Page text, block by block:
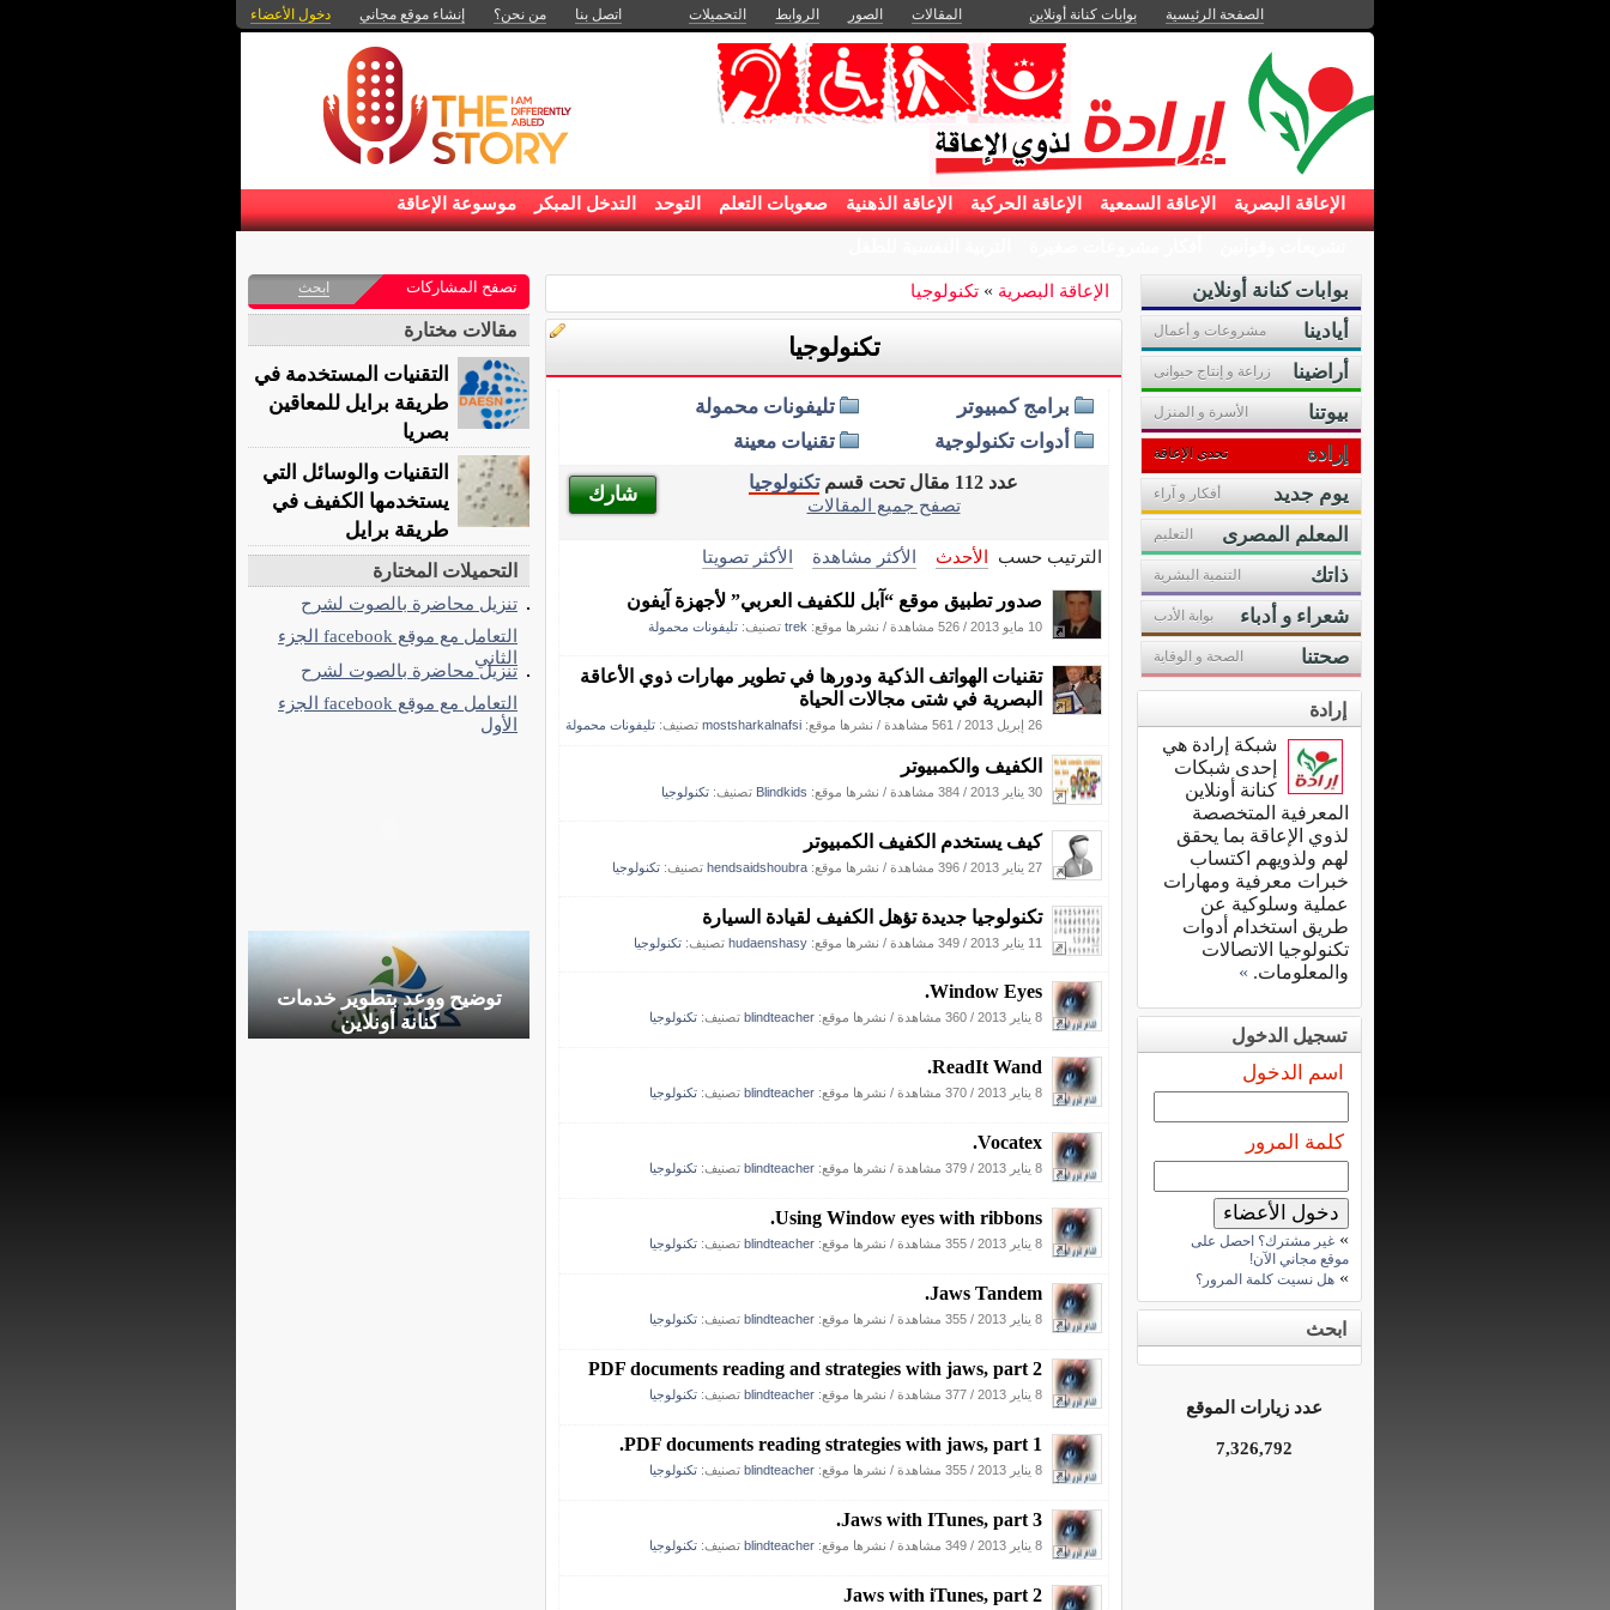
الصفحة الرئيسية بوابات كنانة أونلاين المقالات الصور الروابط التحميلات اتصل بنا من نحن؟ إنشاء موقع مجاني دخول الأعضاء
الإعاقة البصرية الإعاقة السمعية الإعاقة الحركية الإعاقة الذهنية صعوبات التعلم التوحد التدخل المبكر موسوعة الإعاقة
الإعاقة البصرية » تكنولوجيا
تكنولوجيا
برامج كمبيوتر
تليفونات محمولة
أدوات تكنولوجية
تقنيات معينة
شارك
عدد 112 مقال تحت قسم
تكنولوجيا
تصفح جميع المقالات
الترتيب حسب الأحدث الأكثر مشاهدة الأكثر تصويتا
صدور تطبيق موقع “آبل للكفيف العربي” لأجهزة آيفون
10 مايو 2013 / 526 مشاهدة / نشرها موقع: trek تصنيف: تليفونات محمولة
تقنيات الهواتف الذكية ودورها في تطوير مهارات ذوي الأعاقة
البصرية في شتى مجالات الحياة
26 إبريل 2013 / 561 مشاهدة / نشرها موقع: mostsharkalnafsi تصنيف: تليفونات محمولة
الكفيف والكمبيوتر
30 يناير 2013 / 384 مشاهدة / نشرها موقع: Blindkids تصنيف: تكنولوجيا
كيف يستخدم الكفيف الكمبيوتر
27 يناير 2013 / 396 مشاهدة / نشرها موقع: hendsaidshoubra تصنيف: تكنولوجيا
تكنولوجيا جديدة تؤهل الكفيف لقيادة السيارة
11 يناير 2013 / 349 مشاهدة / نشرها موقع: hudaenshasy تصنيف: تكنولوجيا
Window Eyes.
8 يناير 2013 / 360 مشاهدة / نشرها موقع: blindteacher تصنيف: تكنولوجيا
ReadIt Wand.
8 يناير 2013 / 370 مشاهدة / نشرها موقع: blindteacher تصنيف: تكنولوجيا
Vocatex.
8 يناير 2013 / 379 مشاهدة / نشرها موقع: blindteacher تصنيف: تكنولوجيا
Using Window eyes with ribbons.
8 يناير 2013 / 355 مشاهدة / نشرها موقع: blindteacher تصنيف: تكنولوجيا
Jaws Tandem.
8 يناير 2013 / 355 مشاهدة / نشرها موقع: blindteacher تصنيف: تكنولوجيا
PDF documents reading and strategies with jaws, part 2
8 يناير 2013 / 377 مشاهدة / نشرها موقع: blindteacher تصنيف: تكنولوجيا
PDF documents reading strategies with jaws, part 1.
8 يناير 2013 / 355 مشاهدة / نشرها موقع: blindteacher تصنيف: تكنولوجيا
Jaws with ITunes, part 3.
8 يناير 2013 / 349 مشاهدة / نشرها موقع: blindteacher تصنيف: تكنولوجيا
Jaws with iTunes, part 2
بوابات كنانة أونلاين
أيادينا
مشروعات و أعمال
أراضينا زراعة و إنتاج حيوانى
بيوتنا الأسرة و المنزل
إرادة تحدى الإعاقة
يوم جديد أفكار و آراء
المعلم المصرى التعليم
ذاتك التنمية البشرية
شعراء و أدباء بوابة الأدب
صحتنا الصحة و الوقاية
إرادة
شبكة إرادة هي
إحدى شبكات
كنانة أونلاين
المعرفية المتخصصة
لذوي الإعاقة بما يحقق
لهم ولذويهم اكتساب
خبرات معرفية ومهارات
عملية وسلوكية عن
طريق استخدام أدوات
تكنولوجيا الاتصالات
والمعلومات. »
تسجيل الدخول
اسم الدخول
كلمة المرور
» غير مشترك؟ احصل على
موقع مجاني الآن!
» هل نسيت كلمة المرور؟
ابحث
عدد زيارات الموقع
7,326,792
تصفح المشاركات ابحث
مقالات مختارة
التقنيات المستخدمة في
طريقة برايل للمعاقين
بصريا
التقنيات والوسائل التي
يستخدمها الكفيف في
طريقة برايل
التحميلات المختارة
تنزيل محاضرة بالصوت لشرح
التعامل مع موقع facebook الجزء
الثاني
تنزيل محاضرة بالصوت لشرح
التعامل مع موقع facebook الجزء
الأول
توضيح ووعد بتطوير خدمات
كنانة أونلاين